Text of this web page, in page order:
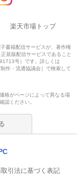
楽天市場トップ
書籍配信サービスが、著作権
規版配信サービスであること
号）です。詳しくは
作・流通協議会］で検索して
格がページによって異なる場
認ください。
引法に基づく表記